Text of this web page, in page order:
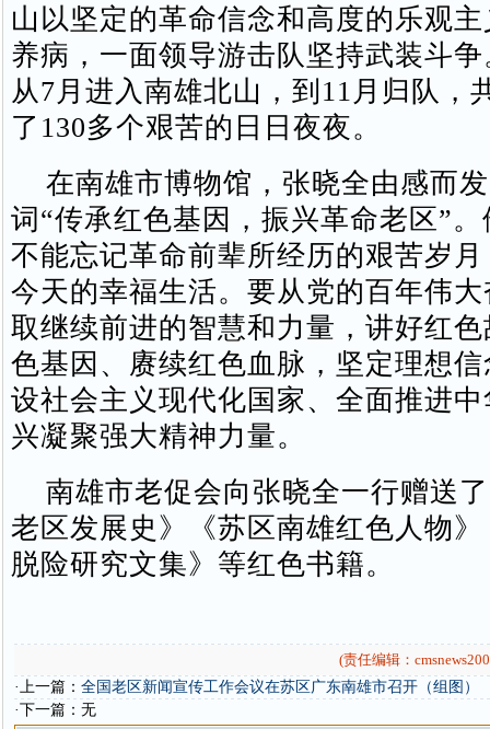
山以坚定的革命信念和高度的乐观
养病，一面领导游击队坚持武装斗
从7月进入南雄北山，到11月归队，
了130多个艰苦的日日夜夜。
在南雄市博物馆，张晓全由感而
词“传承红色基因，振兴革命老区”
不能忘记革命前辈所经历的艰苦岁
今天的幸福生活。要从党的百年伟
取继续前进的智慧和力量，讲好红
色基因、赓续红色血脉，坚定理想
设社会主义现代化国家、全面推进
兴凝聚强大精神力量。
南雄市老促会向张晓全一行赠送
老区发展史》《苏区南雄红色人物
脱险研究文集》等红色书籍。
(责任编辑：
·上一篇： 全国老区新闻宣传工作会议在苏区广东南雄市召开（组图）
·下一篇：无